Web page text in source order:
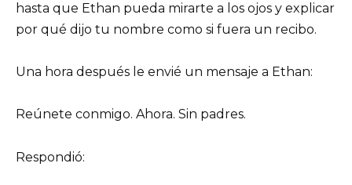
hasta que Ethan pueda mirarte a los ojos y explicar
por qué dijo tu nombre como si fuera un recibo.
Una hora después le envié un mensaje a Ethan:
Reúnete conmigo. Ahora. Sin padres.
Respondió: